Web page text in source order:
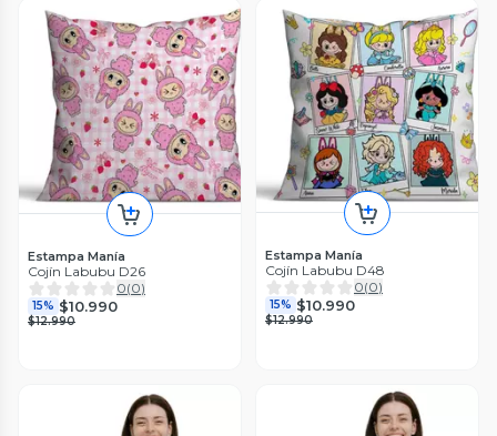
Estampa Manía
Cojín Labubu D26
0(0)
15% $10.990
$12.990
Estampa Manía
Cojín Labubu D48
0(0)
15% $10.990
$12.990